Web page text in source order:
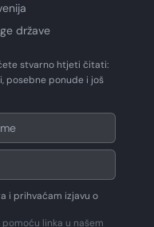
države
stvarno htjeti čitati:
posebne ponude i još
i prihvaćam izjavu o
linka u našem